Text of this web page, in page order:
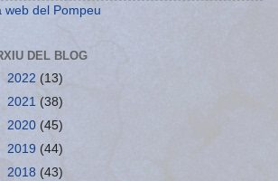
web del Pompeu
DEL BLOG
2022 (13)
2021 (38)
2020 (45)
2019 (44)
2018 (43)